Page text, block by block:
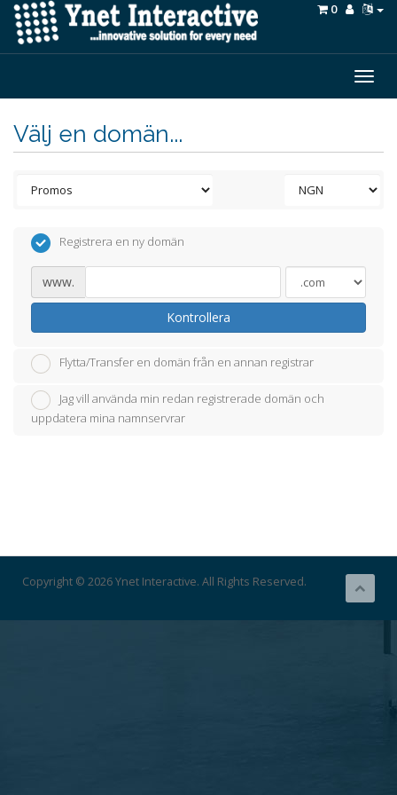
0
Välj en domän...
Registrera en ny domän
www.
Kontrollera
Flytta/Transfer en domän från en annan registrar
Jag vill använda min redan registrerade domän och
uppdatera mina namnservrar
Copyright © 2026 Ynet Interactive. All Rights Reserved.